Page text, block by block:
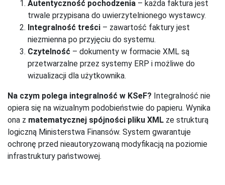
Autentyczność pochodzenia – każda faktura jest
trwale przypisana do uwierzytelnionego wystawcy.
Integralność treści – zawartość faktury jest
niezmienna po przyjęciu do systemu.
Czytelność – dokumenty w formacie XML są
przetwarzalne przez systemy ERP i możliwe do
wizualizacji dla użytkownika.
Na czym polega integralność w KSeF? Integralność nie
opiera się na wizualnym podobieństwie do papieru. Wynika
ona z matematycznej spójności pliku XML ze strukturą
logiczną Ministerstwa Finansów. System gwarantuje
ochronę przed nieautoryzowaną modyfikacją na poziomie
infrastruktury państwowej.